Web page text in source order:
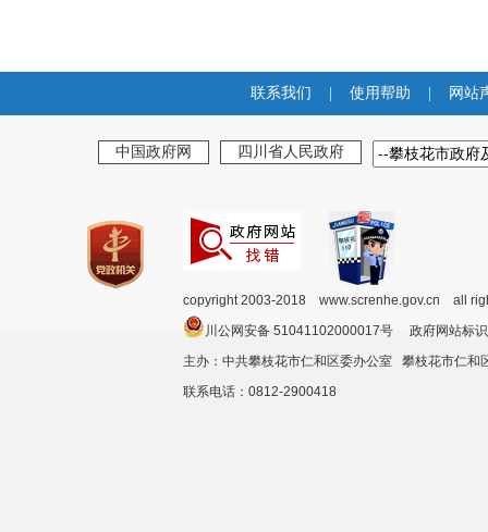
联系我们 使用帮助 网站
中国政府网 四川省人民政府
copyright 2003-2018 www.screnhe.gov.cn all
川公网安备 51041102000017号 政府网站
主办：中共攀枝花市仁和区委办公室 攀枝花市仁
联系电话：0812-2900418